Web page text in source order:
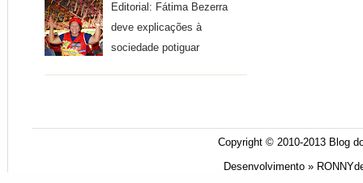
Editorial: Fátima Bezerra
deve explicações à
sociedade potiguar
Copyright © 2010-2013 Blog
Desenvolvimento »